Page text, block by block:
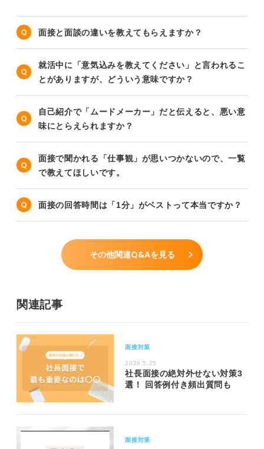
面接と面談の違いを教えてもらえますか？
就活中に「意気込みを教えてください」と言われるこ
とがありますが、どういう意味ですか？
自己紹介で「ムードメーカー」だと伝えると、悪い意
味にとらえられますか？
面接で聞かれる「仕事観」が思いつかないので、一覧
で教えてほしいです。
面接の回答時間は「1分」がベストって本当ですか？
その他関連Q&Aを見る
関連記事
面接対策
2026.5.25
社長面接の絶対外せない対策3
選！ 回答例付き頻出質問も
面接対策